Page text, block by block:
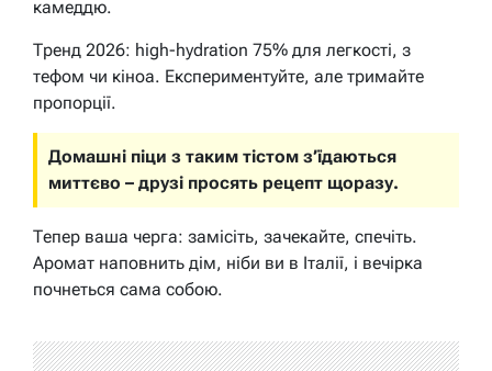
камеддю.
Тренд 2026: high-hydration 75% для легкості, з
тефом чи кіноа. Експериментуйте, але тримайте
пропорції.
Домашні піци з таким тістом з’їдаються
миттєво – друзі просять рецепт щоразу.
Тепер ваша черга: замісіть, зачекайте, спечіть.
Аромат наповнить дім, ніби ви в Італії, і вечірка
почнеться сама собою.